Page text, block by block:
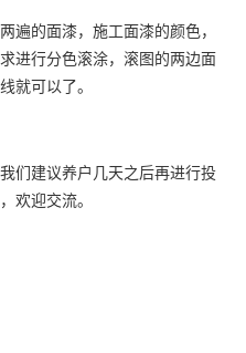
的面漆，施工面漆的颜色，
进行分色滚涂，滚图的两边面
就可以了。
建议养户几天之后再进行投
欢迎交流。